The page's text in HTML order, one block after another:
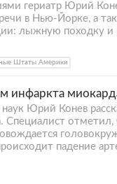
гериатр Юрий
в Нью-Йорке, а
лыжную походку и
Штаты Америки
инфаркта
Юрий Конев
отметил,
падение